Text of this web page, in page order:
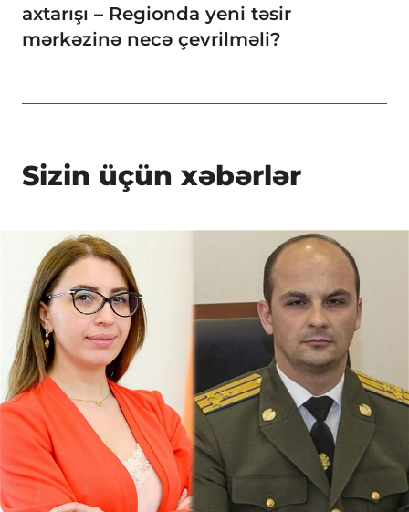
axtarışı – Regionda yeni təsir
mərkəzinə necə çevrilməli?
Sizin üçün xəbərlər